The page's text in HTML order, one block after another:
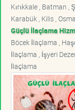
Kırıkkale , Batman ,
Karabük , Kilis ,
Güçlü İlaçlama
Böcek İlaçlama ,
İlaçlama , İşyeri
İlaçlama